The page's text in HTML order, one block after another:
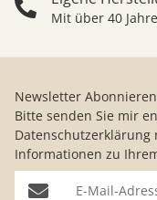
Mit über 40
Newsletter Abonnieren
Bitte senden Sie mir
Datenschutzerklärung
Informationen zu
E-Mail-Adresse